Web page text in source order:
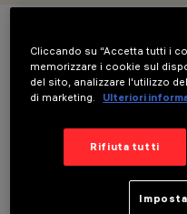
COLORE
DATI TECNICI
Cliccando su “Accetta tutti i
memorizzare i cookie sul
del sito, analizzare l'utilizzo
di marketing.
Ulteriori
Rifiuta tutti